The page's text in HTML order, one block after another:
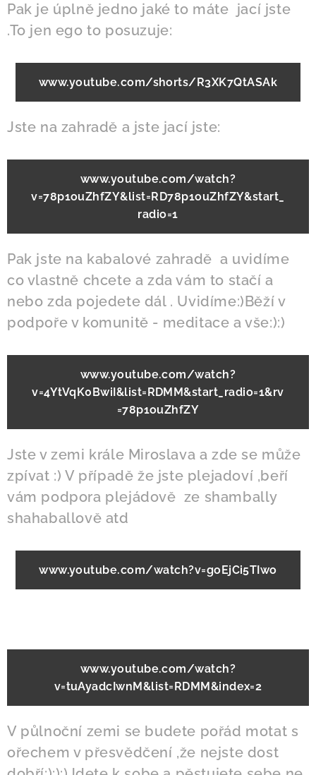
Pak je úplně jedno jaké to máte jací jste
.To jen ego to posuzuje:
www.youtube.com/shorts/R3XK7QtASAk
Jste na zahradě a jste jací jste:
www.youtube.com/watch?
v=78p1ouZhfZY&list=RD78p1ouZhfZY&start_
radio=1
Pak jste na kabalové zahradě a uvidíme
co vlastně chcete a zda vám to stačí a
nebo zda pojedete dál . Uvidíme:)Běží v
podpoře v komunitě - meditace a vše:):)
www.youtube.com/watch?
v=4YtVqK0BwiI&list=RDMM&start_radio=1&rv
=78p1ouZhfZY
Jste v zemi krále Miroslava a zde se může
zpívat :) V případě že jste plejadoví ,beří
vám podpora plejádově ze shambally
shahaballově atd
www.youtube.com/watch?v=goEjCi5TIwo
www.youtube.com/watch?
v=tuAyadcIwnM&list=RDMM&index=2
V půlnoční zemi se budete pořád motat s
ořechem v přesvědčení ,že nejste dost